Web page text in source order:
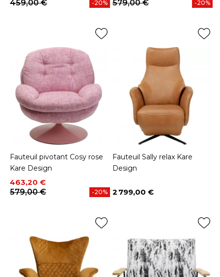
459,00 €
-20%
579,00 €
-20%
Fauteuil pivotant Cosy rose
Kare Design
Prix
463,20 €
Prix de base
579,00 €
-20%
Fauteuil Sally relax Kare
Design
Prix
2 799,00 €